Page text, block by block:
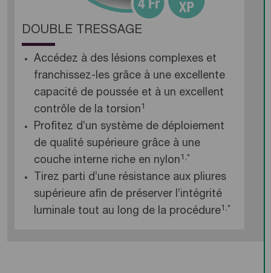
DOUBLE TRESSAGE
Accédez à des lésions complexes et
franchissez-les grâce à une excellente
capacité de poussée et à un excellent
contrôle de la torsion1
Profitez d’un système de déploiement
de qualité supérieure grâce à une
couche interne riche en nylon1,*
Tirez parti d’une résistance aux pliures
supérieure afin de préserver l’intégrité
luminale tout au long de la procédure1,*